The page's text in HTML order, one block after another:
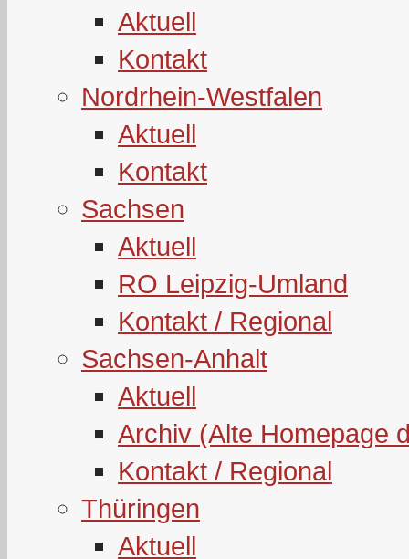
Aktuell
Kontakt
Nordrhein-Westfalen
Aktuell
Kontakt
Sachsen
Aktuell
RO Leipzig-Umland
Kontakt / Regional
Sachsen-Anhalt
Aktuell
Archiv (Alte Homepage
Kontakt / Regional
Thüringen
Aktuell